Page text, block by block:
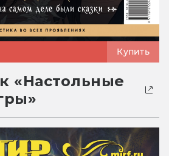
Купить
«Настольные